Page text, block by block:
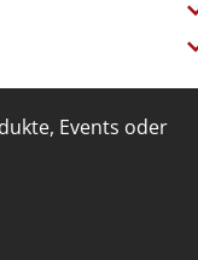
Events oder